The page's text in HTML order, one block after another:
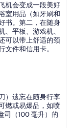
机会变成一段美好
室用品（如牙刷和
书。第二，在随身
平板、游戏机、
可以带上舒适的颈
件和信用卡。
）遗忘在随身行李
燃或易爆品，如喷
司（100 毫升）的